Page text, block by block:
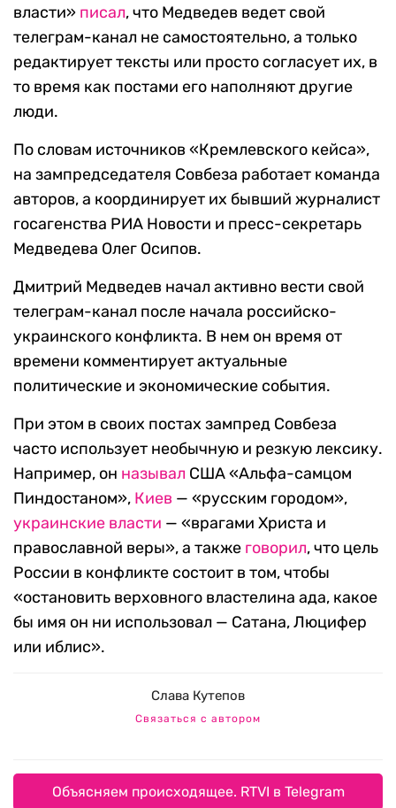
власти» писал, что Медведев ведет свой
телеграм-канал не самостоятельно, а только
редактирует тексты или просто согласует их, в
то время как постами его наполняют другие
люди.
По словам источников «Кремлевского кейса»,
на зампредседателя Совбеза работает команда
авторов, а координирует их бывший журналист
госагенства РИА Новости и пресс-секретарь
Медведева Олег Осипов.
Дмитрий Медведев начал активно вести свой
телеграм-канал после начала российско-
украинского конфликта. В нем он время от
времени комментирует актуальные
политические и экономические события.
При этом в своих постах зампред Совбеза
часто использует необычную и резкую лексику.
Например, он называл США «Альфа-самцом
Пиндостаном», Киев — «русским городом»,
украинские власти — «врагами Христа и
православной веры», а также говорил, что цель
России в конфликте состоит в том, чтобы
«остановить верховного властелина ада, какое
бы имя он ни использовал — Сатана, Люцифер
или иблис».
Слава Кутепов
Связаться с автором
Объясняем происходящее. RTVI в Telegram